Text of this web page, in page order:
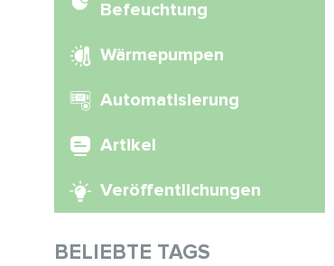
Befeuchtung
Wärmepumpen
Automatisierung
Artikel
Veröffentlichungen
BELIEBTE TAGS